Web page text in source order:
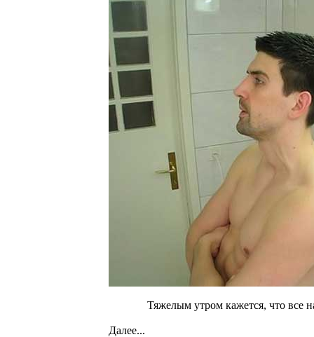
Тяжелым утром кажется, что все
Далее...